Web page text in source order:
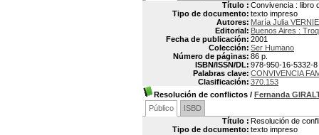
Título : Convivencia : libro
Tipo de documento: texto impreso
Autores: María Julia
Editorial: Buenos Aires :
Fecha de publicación: 2001
Colección: Ser Humano
Número de páginas: 86 p.
ISBN/ISSN/DL: 978-950-16-5332-8
Palabras clave: CONVIVENCIA
Clasificación: 370.153
Resolución de conflictos / Fernanda
Público
ISBD
Título : Resolución de
Tipo de documento: texto impreso